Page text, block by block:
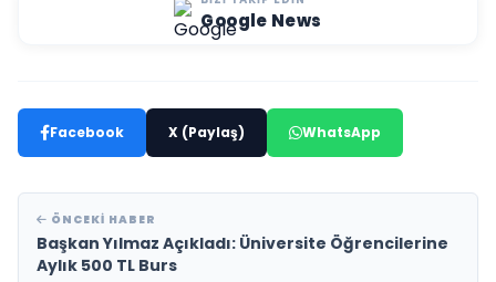
Google News
Facebook X (Paylaş) WhatsApp
ÖNCEKI HABER
Başkan Yılmaz Açıkladı: Üniversite Öğrencilerine
Aylık 500 TL Burs